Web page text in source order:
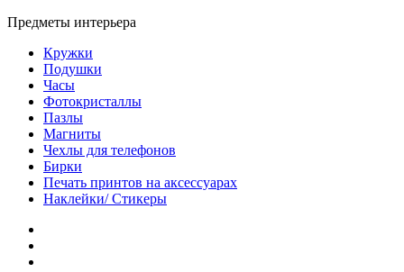
Предметы интерьера
Кружки
Подушки
Часы
Фотокристаллы
Пазлы
Магниты
Чехлы для телефонов
Бирки
Печать принтов на аксессуарах
Наклейки/ Стикеры